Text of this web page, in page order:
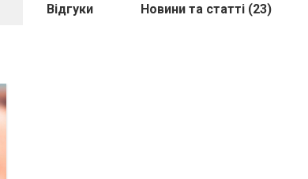
Відгуки Новини та статті (23)